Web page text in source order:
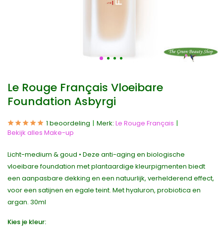
Le Rouge Français Vloeibare
Foundation Asbyrgi
1 beoordeling Merk: Le Rouge Français
Bekijk alles Make-up
Licht-medium & goud • Deze anti-aging en biologische
vloeibare foundation met plantaardige kleurpigmenten biedt
een aanpasbare dekking en een natuurlijk, verhelderend effect,
voor een satijnen en egale teint. Met hyaluron, probiotica en
argan. 30ml
Kies je kleur: